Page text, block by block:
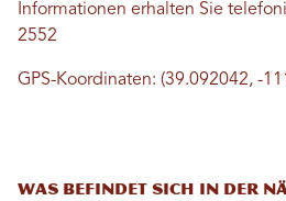
Informationen erhalten Sie
2552
GPS-Koordinaten: (39.092042, -
Was befindet sich in der